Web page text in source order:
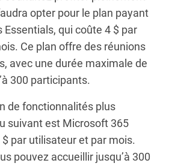
opter pour le plan payant
qui coûte 4 $ par
Ce plan offre des réunions
avec une durée maximale de
300 participants.
de fonctionnalités plus
suivant est Microsoft 365
par utilisateur et par mois.
pouvez accueillir jusqu’à 300